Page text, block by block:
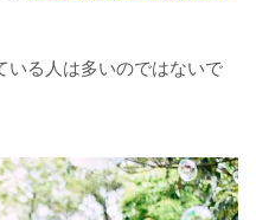
いる人は多いのではないで